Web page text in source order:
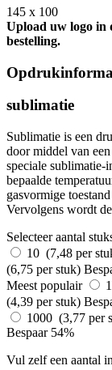
145 x 100
Upload uw logo in
bestelling.
sublimatie
Sublimatie is een
door middel van
speciale sublimatie-
bepaalde
gasvormige
Vervolgens wordt
Selecteer aantal
10 (7,48 per
(6,75 per stuk)
Meest populair
(4,39 per stuk)
1000 (3,77 per
Bespaar 54%
Vul zelf een aantal in